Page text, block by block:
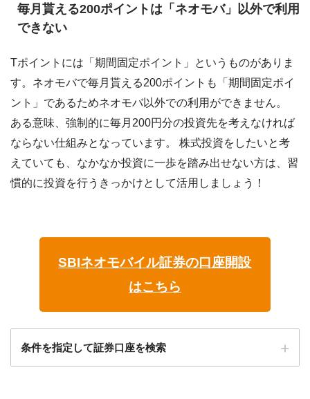
毎月貰える200ポイントは「ネオモバ」以外で利用
できない
Tポイントには「期間固定ポイント」というものがありま
す。ネオモバで毎月貰える200ポイントも「期間固定ポイ
ント」であるためネオモバ以外での利用ができません。
ある意味、強制的に毎月200円分の投資先を考えなければ
ならない仕組みとなっています。 株式投資をしたいと考
えていても、なかなか投資に一歩を踏み出せない方は、習
慣的に投資を行うきっかけとして活用しましょう！
SBIネオモバイル証券の口座開設
はこちら
条件を指定して証券口座を検索